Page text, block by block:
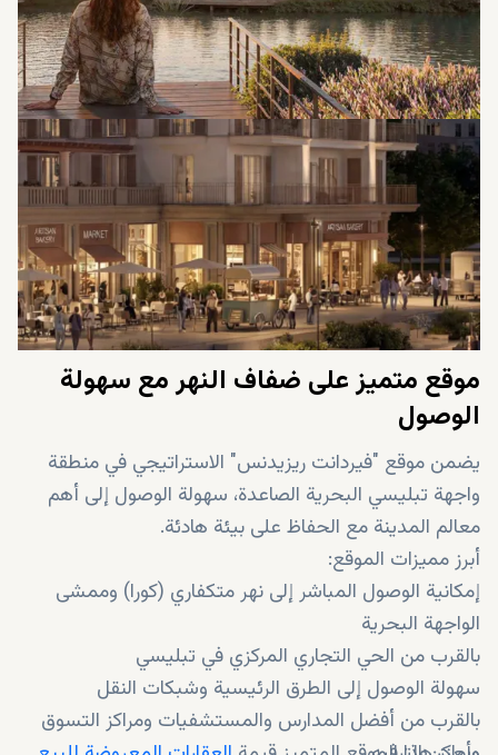
موقع متميز على ضفاف النهر مع سهولة
الوصول
يضمن موقع "فيردانت ريزيدنس" الاستراتيجي في منطقة
واجهة تبليسي البحرية الصاعدة، سهولة الوصول إلى أهم
معالم المدينة مع الحفاظ على بيئة هادئة.
أبرز مميزات الموقع:
إمكانية الوصول المباشر إلى نهر متكفاري (كورا) وممشى
الواجهة البحرية
بالقرب من الحي التجاري المركزي في تبليسي
سهولة الوصول إلى الطرق الرئيسية وشبكات النقل
بالقرب من أفضل المدارس والمستشفيات ومراكز التسوق